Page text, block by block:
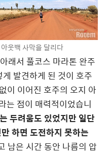
웃백 사막을 달리다
래서 풀코스 마라톤 완주
발견하게 된 것이 호주
이 이어진 호주의 오지 아
는 점이 매력적이었습니
두려움도 있었지만 일단
하면 도전하지 못하는
남은 시간 동안 나름의 압